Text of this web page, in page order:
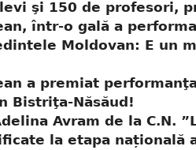
şi 150 de profesori,
într-o gală a
Moldovan: E un
a premiat
Bistriţa-Năsăud!
Avram de la C.N.
la etapa națională